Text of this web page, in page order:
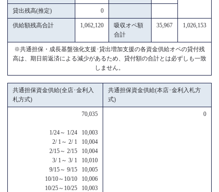
貸出残高(推定) 0
供給額残高合計 1,062,120
吸収オペ額
合計
35,967 1,026,153
※共通担保・成長基盤強化支援･貸出増加支援の各資金供給オペの貸付残
高は、期日前返済による減少があるため、貸付額の合計とは必ずしも一致
しません。
共通担保資金供給(全店･金利入
札方式)
共通担保資金供給(本店･金利入札方
式)
70,035
1/24～ 1/24 10,003
2/ 1～ 2/ 1 10,004
2/15～ 2/15 10,004
3/ 1～ 3/ 1 10,010
9/15～ 9/15 10,005
10/10～10/10 10,006
10/25～10/25 10,003
0